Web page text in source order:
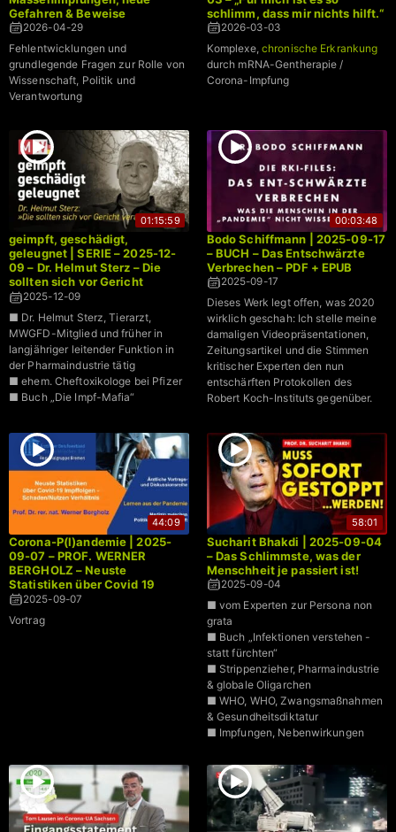
Gefahren & Beweise
2026-04-29
Fehlentwicklungen und
grundlegende Fragen zur Rolle von
Wissenschaft, Politik und
Verantwortung
schlimm, dass mir nichts hilft.“
2026-03-03
Komplexe, chronische Erkrankung
durch mRNA-Gentherapie /
Corona-Impfung
01:15:59
geimpft, geschädigt,
geleugnet | SERIE – 2025-12-
09 – Dr. Helmut Sterz – Die
sollten sich vor Gericht
verantworten
2025-12-09
■ Dr. Helmut Sterz, Tierarzt,
MWGFD-Mitglied und früher in
langjähriger leitender Funktion in
der Pharmaindustrie tätig
■ ehem. Cheftoxikologe bei Pfizer
■ Buch „Die Impf-Mafia“
00:03:48
Bodo Schiffmann | 2025-09-17
– BUCH – Das Entschwärzte
Verbrechen – PDF + EPUB
2025-09-17
Dieses Werk legt offen, was 2020
wirklich geschah: Ich stelle meine
damaligen Videopräsentationen,
Zeitungsartikel und die Stimmen
kritischer Experten den nun
entschärften Protokollen des
Robert Koch-Instituts gegenüber.
44:09
Corona-P(l)andemie | 2025-
09-07 – PROF. WERNER
BERGHOLZ – Neuste
Statistiken über Covid 19
Impffolgen – Schaden/Nutzen
2025-09-07
Vortrag
58:01
Sucharit Bhakdi | 2025-09-04
– Das Schlimmste, was der
Menschheit je passiert ist!
2025-09-04
■ vom Experten zur Persona non
grata
■ Buch „Infektionen verstehen -
statt fürchten“
■ Strippenzieher, Pharmaindustrie
& globale Oligarchen
■ WHO, WHO, Zwangsmaßnahmen
& Gesundheitsdiktatur
■ Impfungen, Nebenwirkungen